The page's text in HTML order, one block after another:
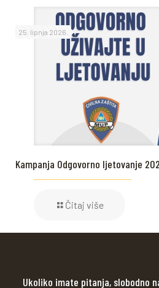
25. lipnja 2026.
Kampanja Odgovorno ljetovanje
Čitaj više
Ukoliko imate pitanja, slobodno